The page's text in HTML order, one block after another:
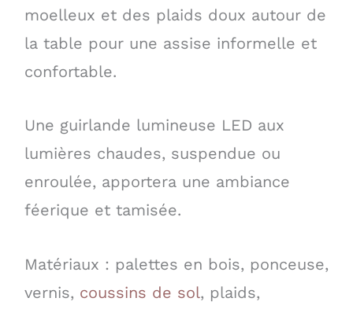
moelleux et des plaids doux autour de
la table pour une assise informelle et
confortable.
Une guirlande lumineuse LED aux
lumières chaudes, suspendue ou
enroulée, apportera une ambiance
féerique et tamisée.
Matériaux : palettes en bois, ponceuse,
vernis, coussins de sol, plaids,